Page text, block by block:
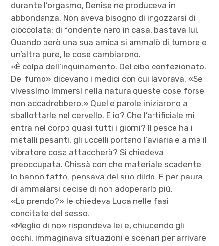
durante l’orgasmo, Denise ne produceva in
abbondanza. Non aveva bisogno di ingozzarsi di
cioccolata: di fondente nero in casa, bastava lui.
Quando però una sua amica si ammalò di tumore e
un’altra pure, le cose cambiarono.
«È colpa dell’inquinamento. Del cibo confezionato.
Del fumo» dicevano i medici con cui lavorava. «Se
vivessimo immersi nella natura queste cose forse
non accadrebbero.» Quelle parole iniziarono a
sballottarle nel cervello. E io? Che l’artificiale mi
entra nel corpo quasi tutti i giorni? Il pesce ha i
metalli pesanti, gli uccelli portano l’aviaria e a me il
vibratore cosa attaccherà? Si chiedeva
preoccupata. Chissà con che materiale scadente
lo hanno fatto, pensava del suo dildo. E per paura
di ammalarsi decise di non adoperarlo più.
«Lo prendo?» le chiedeva Luca nelle fasi
concitate del sesso.
«Meglio di no» rispondeva lei e, chiudendo gli
occhi, immaginava situazioni e scenari per arrivare